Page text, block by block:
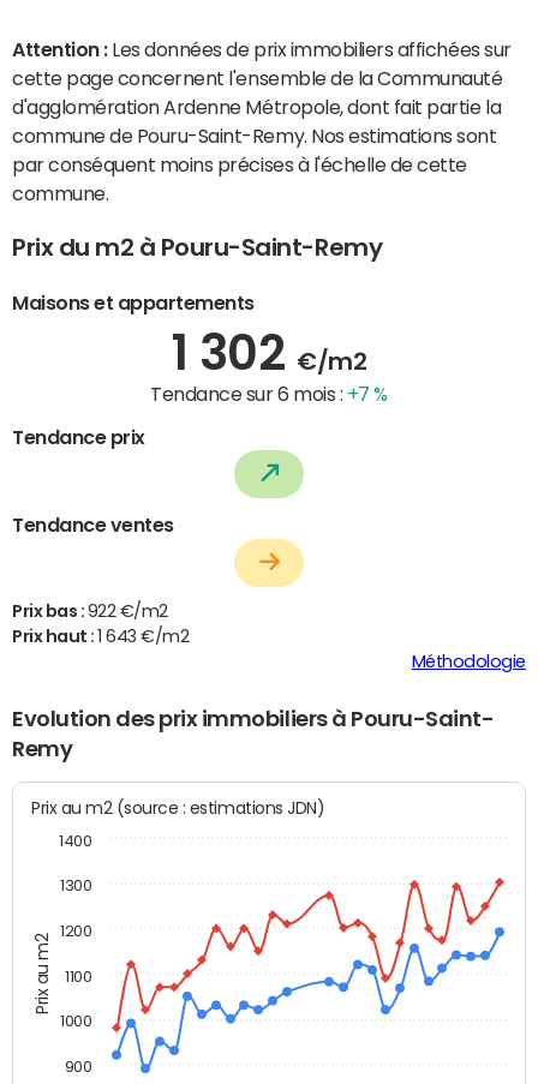
Attention : Les données de prix immobiliers affichées sur
cette page concernent l'ensemble de la Communauté
d'agglomération Ardenne Métropole, dont fait partie la
commune de Pouru-Saint-Remy. Nos estimations sont
par conséquent moins précises à l'échelle de cette
commune.
Prix du m2 à Pouru-Saint-Remy
Maisons et appartements
1 302 €/m2
Tendance sur 6 mois : +7 %
Tendance prix
Tendance ventes
Prix bas : 922 €/m2
Prix haut :
1 643 €/m2
Méthodologie
Evolution des prix immobiliers à Pouru-Saint-
Remy
Prix au m2
Prix au m2 (source : estimations JDN)
900
1000
1100
1200
1300
1400